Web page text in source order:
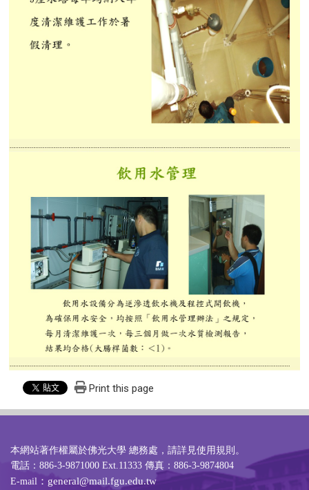
Print this page
本網站著作權屬於佛光大學 總務處，請詳見 使用規則 。
電話：886-3-9871000 Ext.11333 傳真：886-3-9874804
E-mail ：general@mail.fgu.edu.tw